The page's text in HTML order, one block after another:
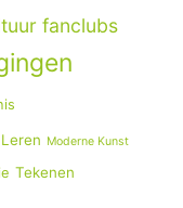
fanclubs
Leren Moderne Kunst
Tekenen